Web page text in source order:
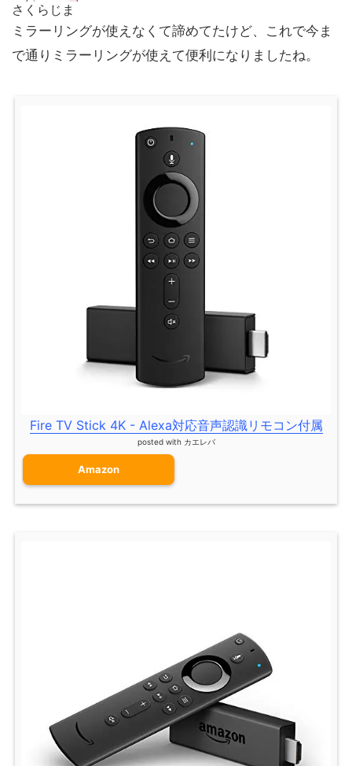
さくらじま
ミラーリングが使えなくて諦めてたけど、これで今ま
で通りミラーリングが使えて便利になりましたね。
Fire TV Stick 4K - Alexa対応音声認識リモコン付属
posted with カエレバ
Amazon